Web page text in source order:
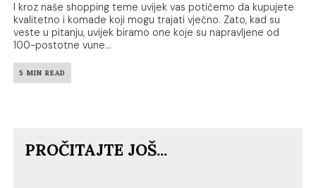
I kroz naše shopping teme uvijek vas potičemo da kupujete
kvalitetno i komade koji mogu trajati vječno. Zato, kad su
veste u pitanju, uvijek biramo one koje su napravljene od
100-postotne vune...
5 MIN READ
PROČITAJTE JOŠ...